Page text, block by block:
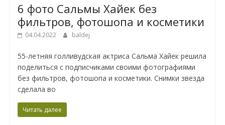
6 фото Сальмы Хайек без
фильтров, фотошопа и косметики
04.04.2022 baldej
55-летняя голливудская актриса Сальма Хайек решила
поделиться с подписчиками своими фотографиями
без фильтров, фотошопа и косметики. Снимки звезда
сделала во
Читать далее